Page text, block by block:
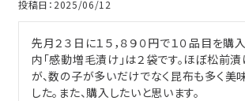
投稿日 2025/06/12
先月２３日に１５，８９０円で１０品目を購
内「感動増毛漬け」は２袋です。ほぼ松前
が、数の子が多いだけでなく昆布も多く美
した。また、購入したいと思います。